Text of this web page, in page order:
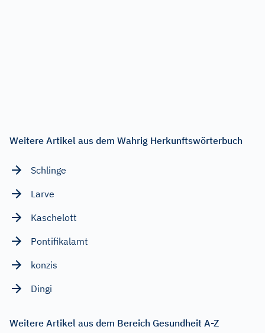
Weitere Artikel aus dem Wahrig Herkunftswörterbuch
Schlinge
Larve
Kaschelott
Pontifikalamt
konzis
Dingi
Weitere Artikel aus dem Bereich Gesundheit A-Z